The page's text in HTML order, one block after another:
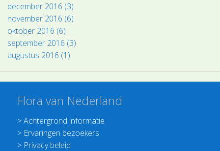
december 2016 (3)
november 2016 (6)
oktober 2016 (6)
september 2016 (3)
augustus 2016 (1)
Flora van Nederland
>Achtergrond informatie
> Ervaringen bezoekers
> Privacy beleid